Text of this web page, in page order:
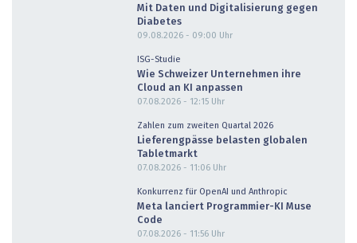
Mit Daten und Digitalisierung gegen
Diabetes
09.08.2026 - 09:00 Uhr
ISG-Studie
Wie Schweizer Unternehmen ihre
Cloud an KI anpassen
07.08.2026 - 12:15 Uhr
Zahlen zum zweiten Quartal 2026
Lieferengpässe belasten globalen
Tabletmarkt
07.08.2026 - 11:06 Uhr
Konkurrenz für OpenAI und Anthropic
Meta lanciert Programmier-KI Muse
Code
07.08.2026 - 11:56 Uhr